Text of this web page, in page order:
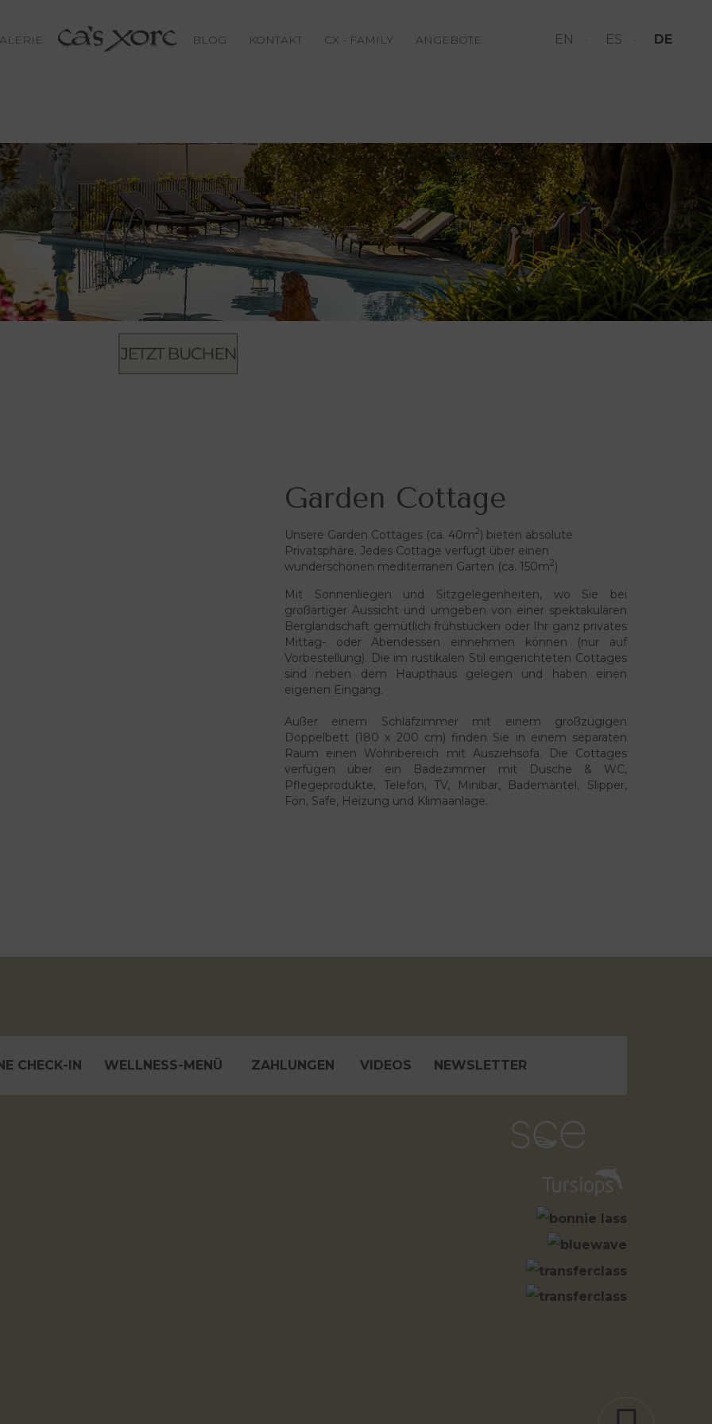
EN ES DE
BLOG KONTAKT CX - FAMILY ANGEBOTE
Garden Cottage
Unsere Garden Cottages (ca. 40m2) bieten absolute
Privatsphäre. Jedes Cottage verfügt über einen
wunderschönen mediterranen Garten (ca. 150m2)
Mit Sonnenliegen und Sitzgelegenheiten, wo Sie bei
großartiger Aussicht und umgeben von einer spektakulären
Berglandschaft gemütlich frühstücken oder Ihr ganz privates
Mittag- oder Abendessen einnehmen können (nur auf
Vorbestellung). Die im rustikalen Stil eingerichteten Cottages
sind neben dem Haupthaus gelegen und haben einen
eigenen Eingäng.
Außer einem Schlafzimmer mit einem großzügigen
Doppelbett (180 x 200 cm) finden Sie in einem separaten
Raum einen Wohnbereich mit Ausziehsofa. Die Cottages
verfügen über ein Badezimmer mit Dusche & WC,
Pflegeprodukte, Telefon, TV, Minibar, Bademäntel, Slipper,
Fön, Safe, Heizung und Klimaanlage.
CHECK-IN WELLNESS-MENÜ ZAHLUNGEN VIDEOS NEWSLETTER